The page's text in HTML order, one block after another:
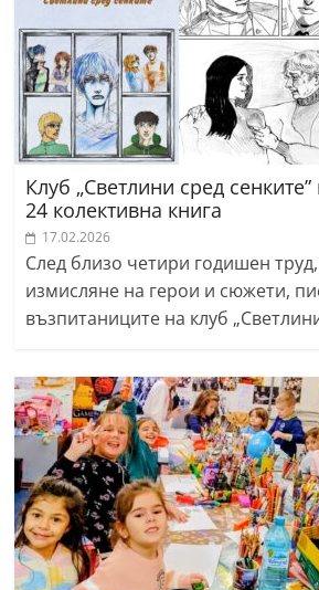
Клуб „Светлини сред сенките”
24 колективна книга
17.02.2026
След близо четири годишен
измисляне на герои и сюжети,
възпитаниците на клуб